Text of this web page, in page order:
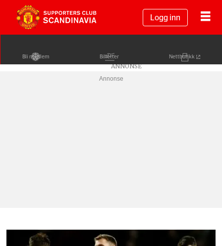
Logg inn
Bli medlem Billetter Nettbutikk
Annonse